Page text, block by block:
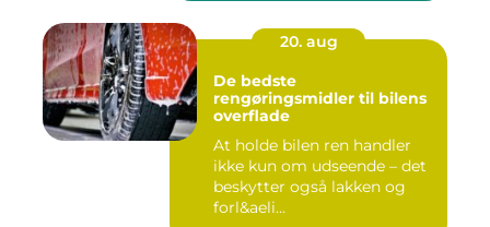
20. aug
De bedste
rengøringsmidler til bilens
overflade
At holde bilen ren handler
ikke kun om udseende – det
beskytter også lakken og
forl&aeli...